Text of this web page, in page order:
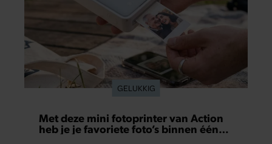
GELUKKIG
Met deze mini fotoprinter van Action
heb je je favoriete foto’s binnen één